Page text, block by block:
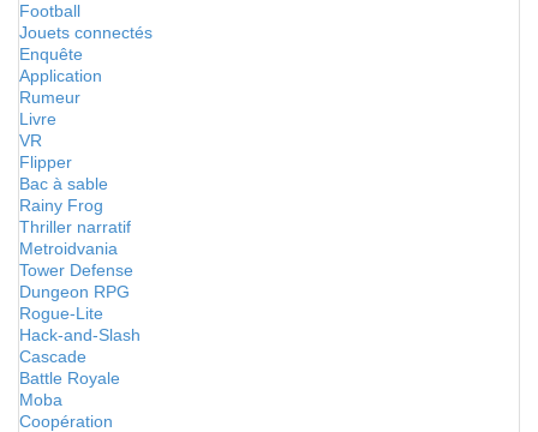
Football
Jouets connectés
Enquête
Application
Rumeur
Livre
VR
Flipper
Bac à sable
Rainy Frog
Thriller narratif
Metroidvania
Tower Defense
Dungeon RPG
Rogue-Lite
Hack-and-Slash
Cascade
Battle Royale
Moba
Coopération